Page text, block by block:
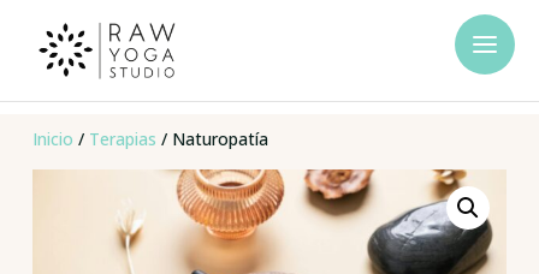
Inicio / Terapias / Naturopatía